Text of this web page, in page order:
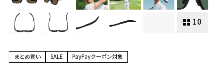
10
まとめ買い SALE PayPayクーポン対象